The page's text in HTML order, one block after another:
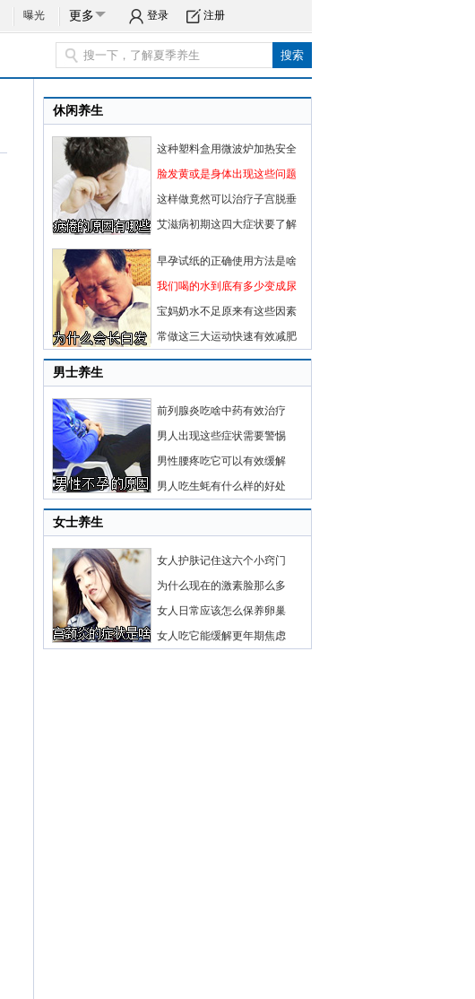
曝光 更多 登录 注册
休闲养生
这种塑料盒用微波炉加热安全
脸发黄或是身体出现这些问题
这样做竟然可以治疗子宫脱垂
艾滋病初期这四大症状要了解
早孕试纸的正确使用方法是啥
我们喝的水到底有多少变成尿
宝妈奶水不足原来有这些因素
常做这三大运动快速有效减肥
男士养生
前列腺炎吃啥中药有效治疗
男人出现这些症状需要警惕
男性腰疼吃它可以有效缓解
男人吃生蚝有什么样的好处
女士养生
女人护肤记住这六个小窍门
为什么现在的激素脸那么多
女人日常应该怎么保养卵巢
女人吃它能缓解更年期焦虑